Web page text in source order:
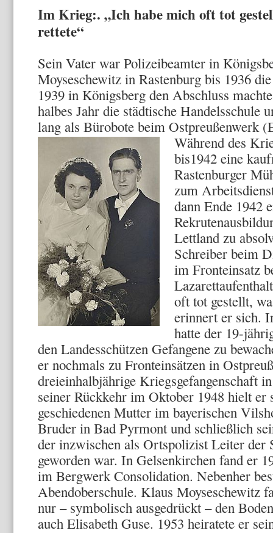
Im Krieg:. „Ich habe mich oft tot
rettete“
Sein Vater war Polizeibeamter in
Moyseschewitz in Rastenburg bis 1936
1939 in Königsberg den Abschluss
halbes Jahr die städtische Handelsschule
lang als Bürobote beim Ostpreußenwerk
Während des
bis1942 eine
Rastenburger
zum
dann Ende 1942
Lettland zu
Schreiber beim
im Fronteinsatz
oft tot gestellt,
erinnert er sich.
hatte der 19-
den Landesschützen Gefangene zu
er nochmals zu Fronteinsätzen in
dreieinhalbjährige Kriegsgefangenschaft
seiner Rückkehr im Oktober 1948 hielt er
geschiedenen Mutter im bayerischen
Bruder in Bad Pyrmont und schließlich
der inzwischen als Ortspolizist Leiter der
geworden war. In Gelsenkirchen fand er
im Bergwerk Consolidation. Nebenher
Abendoberschule. Klaus Moyseschewitz
nur – symbolisch ausgedrückt – den
auch Elisabeth Guse. 1953 heiratete er